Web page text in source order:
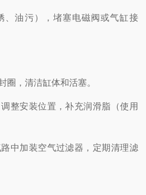
、油污），堵塞电磁阀或气缸接
圈，清洁缸体和活塞。
整安装位置，补充润滑脂（使用
中加装空气过滤器，定期清理滤